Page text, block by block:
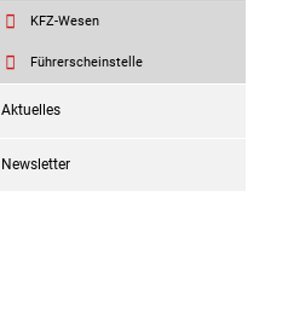
KFZ-Wesen
Führerscheinstelle
Aktuelles
Newsletter